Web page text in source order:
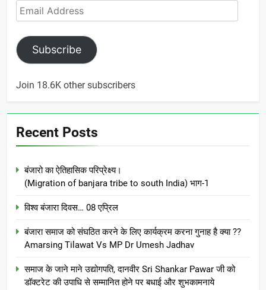
Email
Address
Subscribe
Join 18.6K other subscribers
Recent Posts
बंजारो का ऐतिहासिक परिप्रेक्ष्य।
(Migration of banjara tribe to south India) भाग-1
विश्व बंजारा दिवस… 08 एप्रिल
बंजारा समाज को संघठित करने के लिए कार्यक्रम करना गुनाह है क्या ??
Amarsing Tilawat Vs MP Dr Umesh Jadhav
समाज के जाने माने उद्योगपति, दानवीर Sri Shankar Pawar जी को
डॉक्टरेट की उपाधि से सम्मानित होने पर बधाई और शुभकामनाये